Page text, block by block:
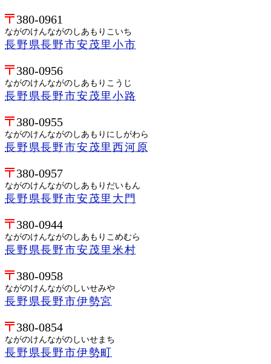
380-0961
ながのけんながのしあもりこいち
長野県長野市安茂里小市
380-0956
ながのけんながのしあもりこうじ
長野県長野市安茂里小路
380-0955
ながのけんながのしあもりにしがわら
長野県長野市安茂里西河原
380-0957
ながのけんながのしあもりだいもん
長野県長野市安茂里大門
380-0944
ながのけんながのしあもりこめむら
長野県長野市安茂里米村
380-0958
ながのけんながのしいせみや
長野県長野市伊勢宮
380-0854
ながのけんながのしいせまち
長野県長野市伊勢町